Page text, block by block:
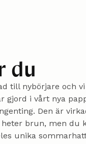
du
till nybörjare och
gjord i vårt nya
Den är
heter brun, men du
unika